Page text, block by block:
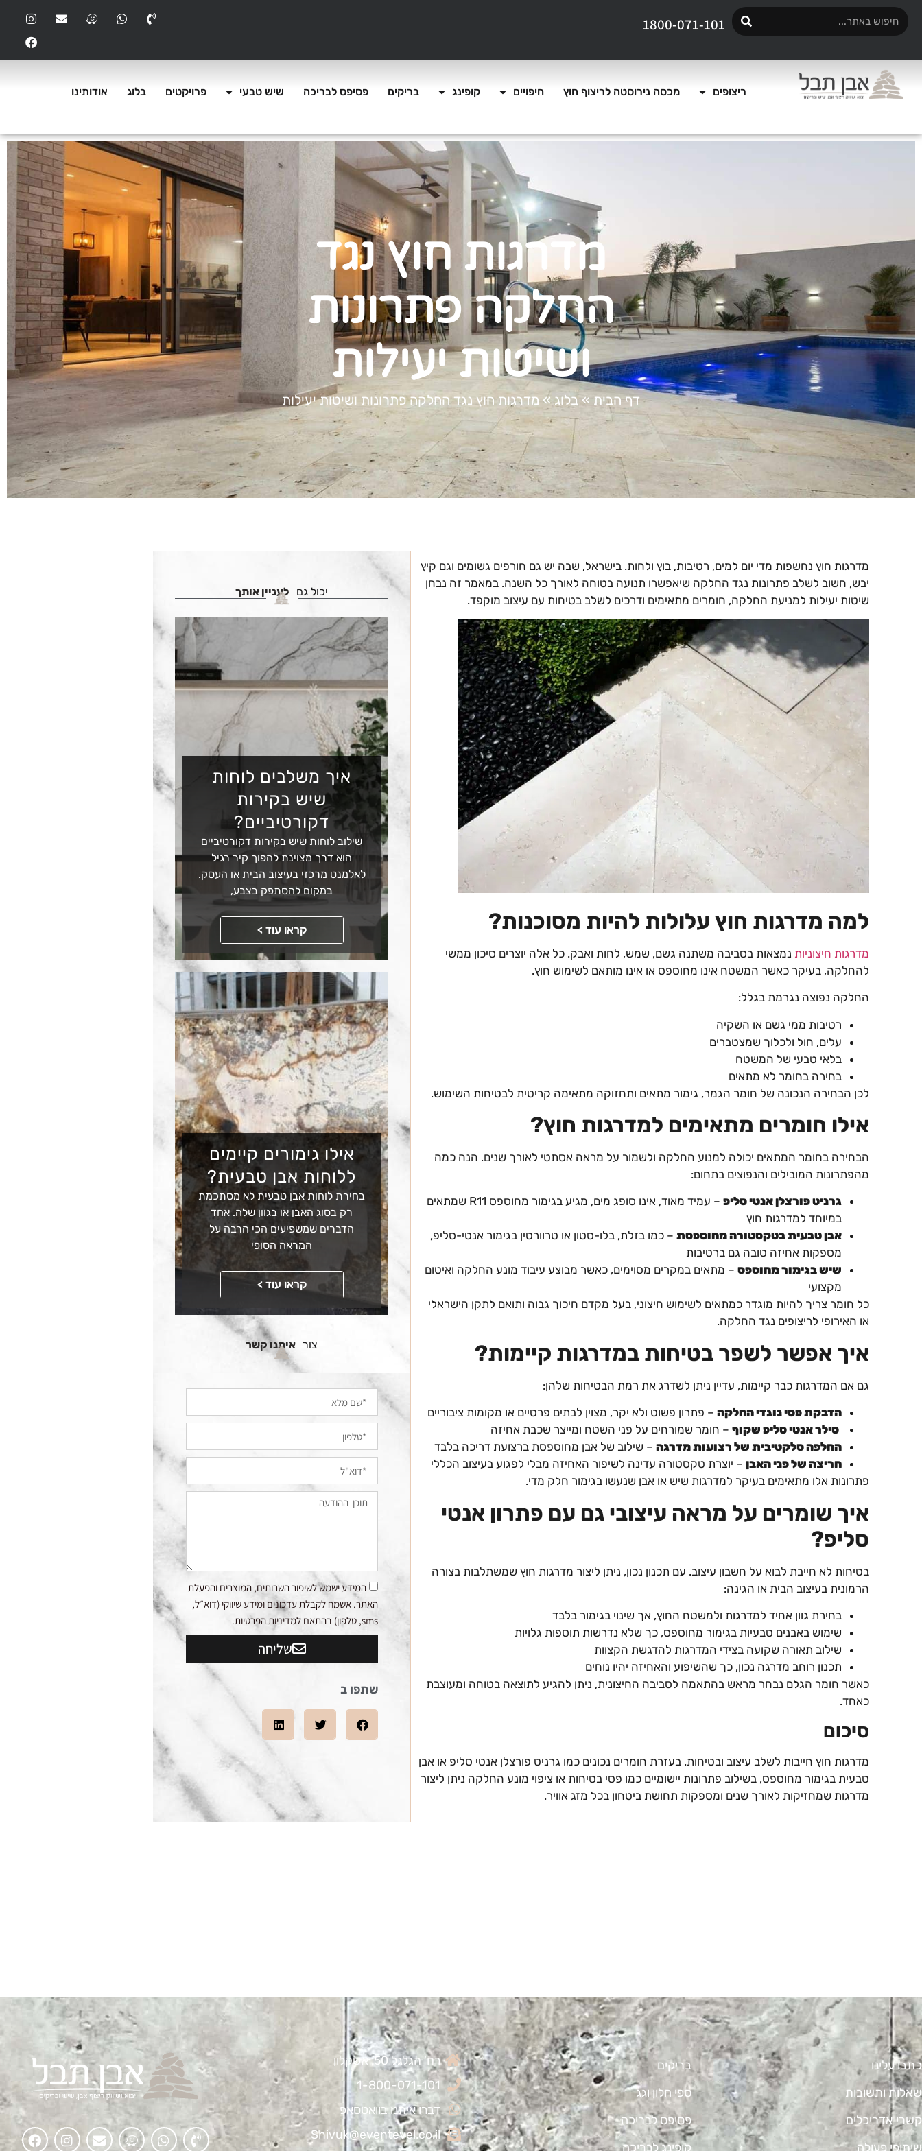
1800-071-101
ריצופים מכסה נירוסטה לריצוף חוץ חיפויים קופינג בריקים פסיפס לבריכה שיש טבעי פרויקטים בלוג אודותינו
מדרגות חוץ נגד
החלקה פתרונות
ושיטות יעילות
דף הבית »בלוג » מדרגות חוץ נגד החלקה פתרונות ושיטות יעילות
מדרגות חוץ נחשפות מדי יום למים, רטיבות, בוץ ולחות. בישראל, שבה יש גם חורפים גשומים וגם קיץ
יבש, חשוב לשלב פתרונות נגד החלקה שיאפשרו תנועה בטוחה לאורך כל השנה. במאמר זה נבחן
שיטות יעילות למניעת החלקה, חומרים מתאימים ודרכים לשלב בטיחות עם עיצוב מוקפד.
למה מדרגות חוץ עלולות להיות מסוכנות?
מדרגות חיצוניות נמצאות בסביבה משתנה גשם, שמש, לחות ואבק. כל אלה יוצרים סיכון ממשי
להחלקה, בעיקר כאשר המשטח אינו מחוספס או אינו מותאם לשימוש חוץ.
החלקה נפוצה נגרמת בגלל:
רטיבות ממי גשם או השקיה
עלים, חול ולכלוך שמצטברים
בלאי טבעי של המשטח
בחירה בחומר לא מתאים
לכן הבחירה הנכונה של חומר הגמר, גימור מתאים ותחזוקה מתאימה קריטית לבטיחות השימוש.
אילו חומרים מתאימים למדרגות חוץ?
הבחירה בחומר המתאים יכולה למנוע החלקה ולשמור על מראה אסתטי לאורך שנים. הנה כמה
מהפתרונות המובילים והנפוצים בתחום:
גרניט פורצלן אנטי סליפ
– עמיד מאוד, אינו סופג מים, מגיע בגימור מחוספס R11 שמתאים
במיוחד למדרגות חוץ
אבן טבעית בטקסטורה מחוספסת – כמו בזלת, בלו-סטון או טרוורטין בגימור אנטי-סליפ,
מספקות אחיזה טובה גם ברטיבות
שיש בגימור מחוספס – מתאים במקרים מסוימים, כאשר מבוצע עיבוד מונע החלקה ואיטום
מקצועי
כל חומר צריך להיות מוגדר כמתאים לשימוש חיצוני, בעל מקדם חיכוך גבוה ותואם לתקן הישראלי
או האירופי לריצופים נגד החלקה.
איך אפשר לשפר בטיחות במדרגות קיימות?
גם אם המדרגות כבר קיימות, עדיין ניתן לשדרג את רמת הבטיחות שלהן:
הדבקת פסי נוגדי החלקה – פתרון פשוט ולא יקר, מצוין לבתים פרטיים או מקומות ציבוריים
סילר אנטי סליפ שקוף – חומר שמורחים על פני השטח ומייצר שכבת אחיזה
החלפה סלקטיבית של רצועות מדרגה – שילוב של אבן מחוספסת ברצועת דריכה בלבד
חריצה של פני האבן – יוצרת טקסטורה עדינה לשיפור האחיזה מבלי לפגוע בעיצוב הכללי
פתרונות אלו מתאימים בעיקר למדרגות שיש או אבן שנעשו בגימור חלק מדי.
איך שומרים על מראה עיצובי גם עם פתרון אנטי
סליפ?
בטיחות לא חייבת לבוא על חשבון עיצוב. עם תכנון נכון, ניתן ליצור מדרגות חוץ שמשתלבות בצורה
הרמונית בעיצוב הבית או הגינה:
בחירת גוון אחיד למדרגות ולמשטח החוץ, אך שינוי בגימור בלבד
שימוש באבנים טבעיות בגימור מחוספס, כך שלא נדרשות תוספות גלויות
שילוב תאורה שקועה בצידי המדרגות להדגשת הקצוות
תכנון רוחב מדרגה נכון, כך שהשיפוע והאחיזה יהיו נוחים
כאשר חומר הגלם נבחר מראש בהתאמה לסביבה החיצונית, ניתן להגיע לתוצאה בטוחה ומעוצבת
כאחד.
סיכום
מדרגות חוץ חייבות לשלב עיצוב ובטיחות. בעזרת חומרים נכונים כמו גרניט פורצלן אנטי סליפ או אבן
טבעית בגימור מחוספס, בשילוב פתרונות יישומיים כמו פסי בטיחות או ציפוי מונע החלקה ניתן ליצור
מדרגות שמחזיקות לאורך שנים ומספקות תחושת ביטחון בכל מזג אוויר.
יכול גם לעניין אותך
איך משלבים לוחות
שיש בקירות
דקורטיביים?
שילוב לוחות שיש בקירות דקורטיביים
הוא דרך מצוינת להפוך קיר רגיל
לאלמנט מרכזי בעיצוב הבית או העסק.
במקום להסתפק בצבע,
קראו עוד >
אילו גימורים קיימים
ללוחות אבן טבעית?
בחירת לוחות אבן טבעית לא מסתכמת
רק בסוג האבן או בגוון שלה. אחד
הדברים שמשפיעים הכי הרבה על
המראה הסופי
קראו עוד > קראו עוד
צור איתנו קשר
המידע ישמש לשיפור השרותים, המוצרים והפעלת
האתר. אשמח לקבלת עדכונים ומידע שיווקי (דוא״ל,
sms, טלפון) בהתאם למדיניות הפרטיות.
שליחה
שתפו ב
כתבו עלינו
שאלות ותשובות
קשרי אדריכלים
שיתופי פעולה
בריקים
ספי חלון וגג
פסיפס לבריכה
קופינג לבריכה
רח' הגלגל 50, אשקלון
1-800-071-101
דברו איתנו בוואטסאפ
Shivuk@eventevel.co.il